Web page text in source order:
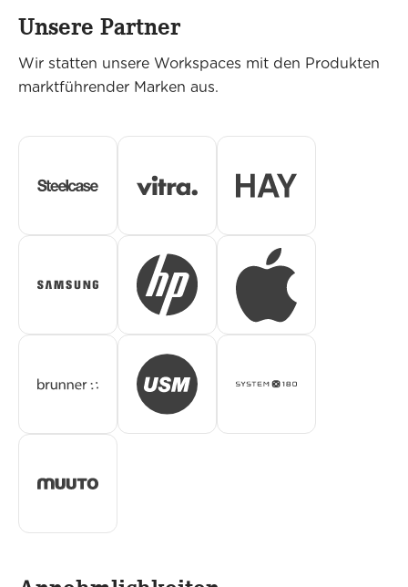
Unsere Partner
Wir statten unsere Workspaces mit den Produkten
marktführender Marken aus.